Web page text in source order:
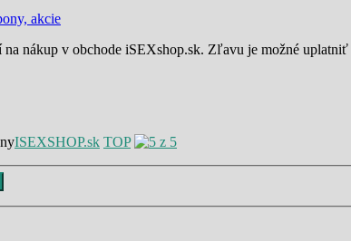
nákup v obchode iSEXshop.sk. Zľavu je možné uplatniť
ISEXSHOP.sk TOP